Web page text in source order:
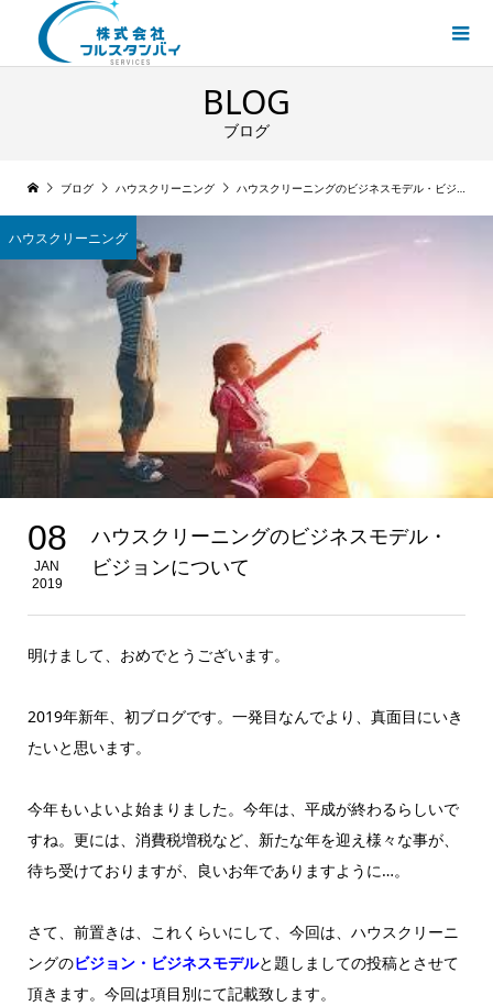
BLOG
ブログ
ブログ ハウスクリーニング ハウスクリーニングのビジネスモデル・ビジョンについて
ハウスクリーニング
08
JAN
2019
ハウスクリーニングのビジネスモデル・
ビジョンについて
明けまして、おめでとうございます。
2019年新年、初ブログです。一発目なんでより、真面目にいき
たいと思います。
今年もいよいよ始まりました。今年は、平成が終わるらしいで
すね。更には、消費税増税など、新たな年を迎え様々な事が、
待ち受けておりますが、良いお年でありますように…。
さて、前置きは、これくらいにして、今回は、ハウスクリーニ
ングのビジョン・ビジネスモデルと題しましての投稿とさせて
頂きます。今回は項目別にて記載致します。